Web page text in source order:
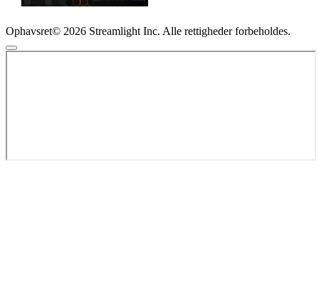
Ophavsret© 2026 Streamlight Inc. Alle rettigheder forbeholdes.